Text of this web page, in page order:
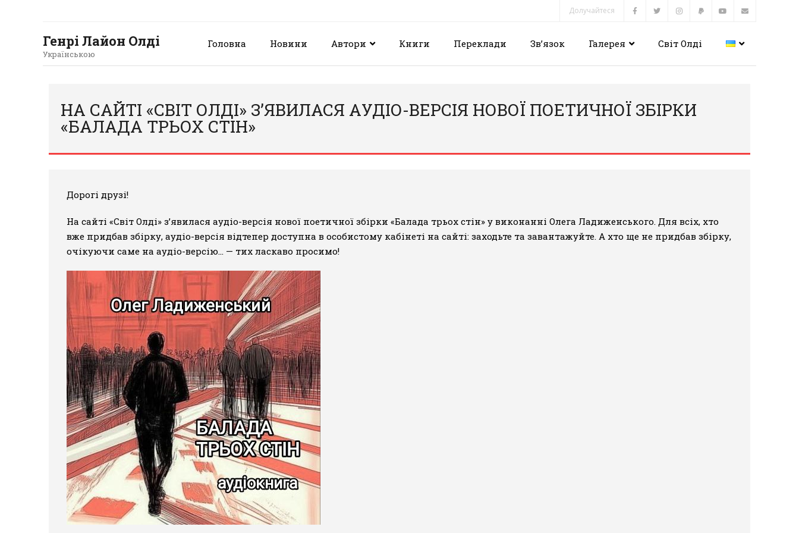
Долучайтеся
Генрі Лайон Олді
Українською
Головна Новини Автори Книги Переклади Зв’язок Галерея Світ Олді
НА САЙТІ «СВІТ ОЛДІ» З’ЯВИЛАСЯ АУДІО-ВЕРСІЯ НОВОЇ ПОЕТИЧНОЇ ЗБІРКИ
«БАЛАДА ТРЬОХ СТІН»
Дорогі друзі!
На сайті «Світ Олді» з’явилася аудіо-версія нової поетичної збірки «Балада трьох стін» у виконанні Олега Ладиженського. Для всіх, хто
вже придбав збірку, аудіо-версія відтепер доступна в особистому кабінеті на сайті: заходьте та завантажуйте. А хто ще не придбав збірку,
очікуючи саме на аудіо-версію… — тих ласкаво просимо!